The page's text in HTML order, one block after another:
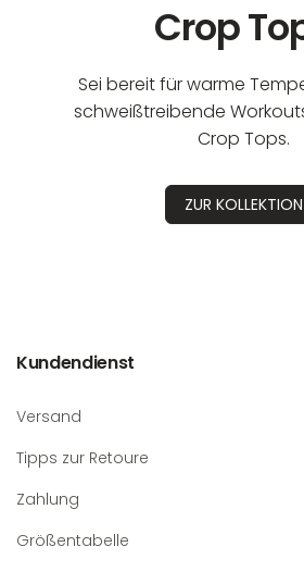
Crop
Sei bereit für warme
schweißtreibende
Crop Tops.
ZUR KOLLEKTION
Kundendienst
Versand
Tipps zur Retoure
Zahlung
Größentabelle